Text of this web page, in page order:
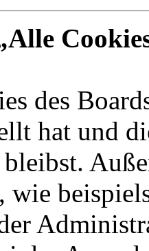
des
hat und
bleibst.